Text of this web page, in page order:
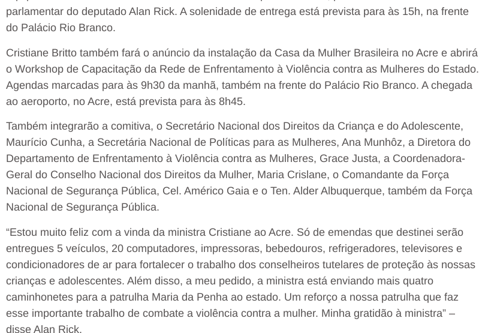
parlamentar do deputado Alan Rick. A solenidade de entrega está prevista para às 15h, na frente
do Palácio Rio Branco.
Cristiane Britto também fará o anúncio da instalação da Casa da Mulher Brasileira no Acre e abrirá
o Workshop de Capacitação da Rede de Enfrentamento à Violência contra as Mulheres do Estado.
Agendas marcadas para às 9h30 da manhã, também na frente do Palácio Rio Branco. A chegada
ao aeroporto, no Acre, está prevista para às 8h45.
Também integrarão a comitiva, o Secretário Nacional dos Direitos da Criança e do Adolescente,
Maurício Cunha, a Secretária Nacional de Políticas para as Mulheres, Ana Munhôz, a Diretora do
Departamento de Enfrentamento à Violência contra as Mulheres, Grace Justa, a Coordenadora-
Geral do Conselho Nacional dos Direitos da Mulher, Maria Crislane, o Comandante da Força
Nacional de Segurança Pública, Cel. Américo Gaia e o Ten. Alder Albuquerque, também da Força
Nacional de Segurança Pública.
“Estou muito feliz com a vinda da ministra Cristiane ao Acre. Só de emendas que destinei serão
entregues 5 veículos, 20 computadores, impressoras, bebedouros, refrigeradores, televisores e
condicionadores de ar para fortalecer o trabalho dos conselheiros tutelares de proteção às nossas
crianças e adolescentes. Além disso, a meu pedido, a ministra está enviando mais quatro
caminhonetes para a patrulha Maria da Penha ao estado. Um reforço a nossa patrulha que faz
esse importante trabalho de combate a violência contra a mulher. Minha gratidão à ministra” –
disse Alan Rick.